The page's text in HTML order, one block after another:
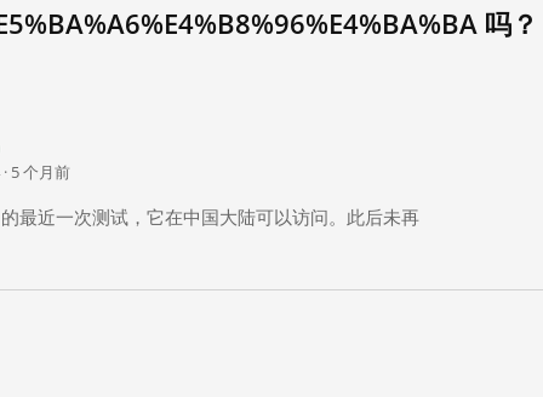
吗？
5 个月前
最近一次测试，它在中国大陆可以访问。此后未再